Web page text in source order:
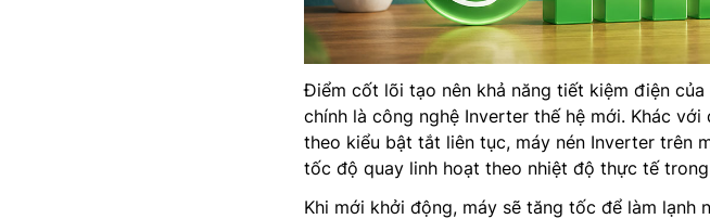
Điểm cốt lõi tạo nên khả năng tiết kiệm điện của
chính là công nghệ Inverter thế hệ mới. Khác
theo kiểu bật tắt liên tục, máy nén Inverter trên
tốc độ quay linh hoạt theo nhiệt độ thực tế
Khi mới khởi động, máy sẽ tăng tốc để làm lạnh